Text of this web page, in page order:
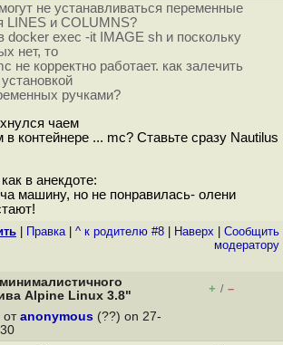
не устанавливаться переменные
LINES и COLUMNS?
docker exec -it IMAGE sh и поскольку
нет, то
не корректно работает. как залечить
ручками?
чаем
контейнере ... mc? Ставьте сразу Nautilus
в анекдоте:
машину, но не понравилась- олени
Правка| ^ к родителю #8 Наверх
Cообщить
модератору
Alpine Linux 3.8"
+ / –
anonymous (??) on 27-